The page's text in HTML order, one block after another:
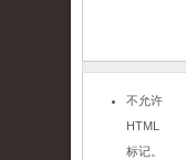
不允许
HTML
标记。